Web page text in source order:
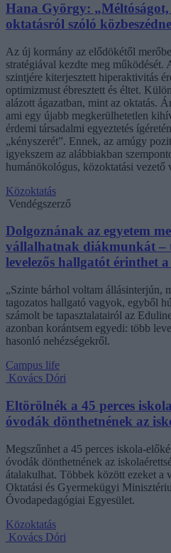
Hana György:
oktatásról szóló
Az új kormány az elődökétől
stratégiával kezdte meg működését.
szintjére kiterjesztett hiperaktivitás
optimizmust ébresztett és éltet.
alázott ágazatban, mint az oktatás.
ami egy újabb megkerülhetetlen
érdemi társadalmi egyeztetés
„kényszerét”. Ennek, az amúgy
igyekszem az alábbiakban
humánökológus, közoktatási vezető
Közoktatás
Vendégszerző
Dolgoznának az egyetem
vállalhatnak diákmunkát –
levelezős hallgatót érinthet
„Szinte bárhol voltam állásinterjún,
tagozatos hallgató vagyok, egyből
számolt be tapasztalatairól az
azonban korántsem egyedi: több
hasonló nehézségekről.
Campus life
Kovács Dóri
Eltörölnék a 45 perces
óvodák dönthetnének az
Megszűnhet a 45 perces iskola-
óvodák dönthetnének az
átalakulhat. Többek között ezeket a
Oktatási és Gyermekügyi
Óvodapedagógiai Egyesület.
Közoktatás
Kovács Dóri